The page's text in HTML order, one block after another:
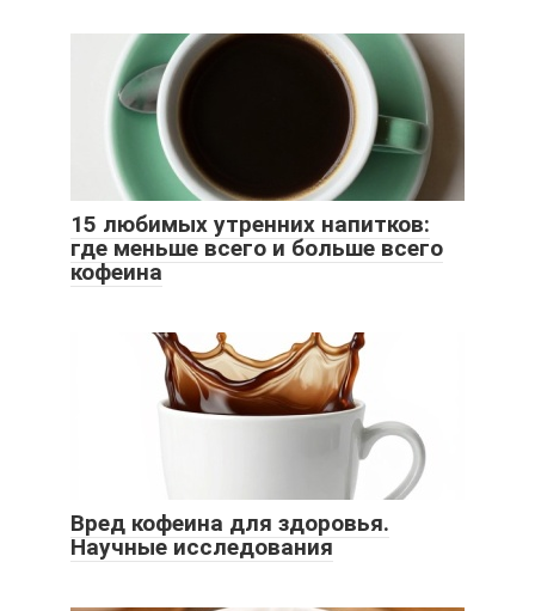
15 любимых утренних напитков:
где меньше всего и больше всего
кофеина
Вред кофеина для здоровья.
Научные исследования